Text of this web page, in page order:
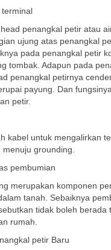
penangkal petir atau
ujung atas penangkal
pada penangkal petir
tombak. Adapun pada
penangkal petirnya
payung. Dan
petir.
kabel untuk mengalirkan
grounding.
pembumian
merupakan komponen
tanah. Sebaiknya
tidak boleh berada
rumah.
petir Baru